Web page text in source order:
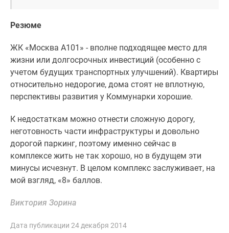
Резюме
ЖК «Москва А101» - вполне подходящее место для
жизни или долгосрочных инвестиций (особенно с
учетом будущих транспортных улучшений). Квартиры
относительно недорогие, дома стоят не вплотную,
перспективы развития у Коммунарки хорошие.
К недостаткам можно отнести сложную дорогу,
неготовность части инфраструктуры и довольно
дорогой паркинг, поэтому именно сейчас в
комплексе жить не так хорошо, но в будущем эти
минусы исчезнут. В целом комплекс заслуживает, на
мой взгляд, «8» баллов.
Виктория Зорина
Дата публикации 24 декабря 2014